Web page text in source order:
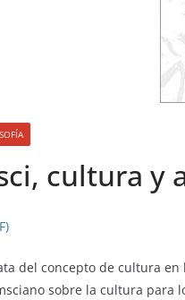
cultura y
del concepto de cultura
sobre la cultura para